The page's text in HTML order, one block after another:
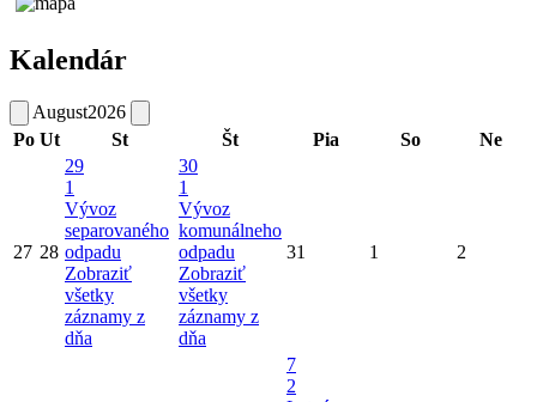
Kalendár
August2026
Po Ut St Št Pia So Ne
27 28
29
1
Vývoz
separovaného
odpadu
Zobraziť
všetky
záznamy z
dňa
30
1
Vývoz
komunálneho
odpadu
Zobraziť
všetky
záznamy z
dňa
31 1 2
7
2